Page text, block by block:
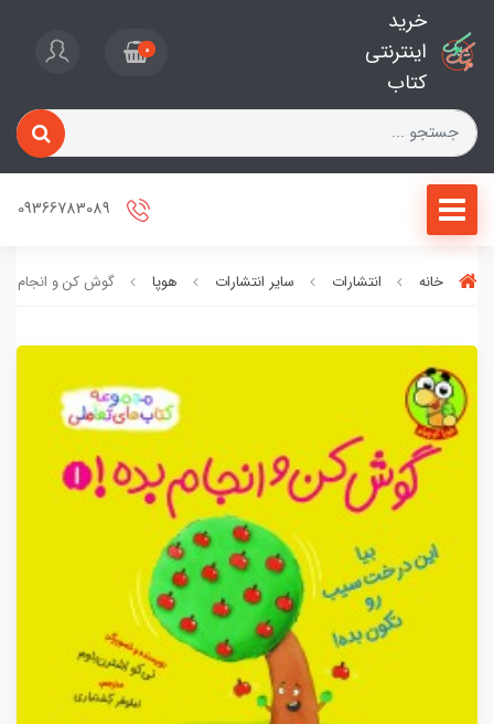
خرید
اینترنتی
کتاب
0
خانه انتشارات سایر انتشارات هوپا گوش کن و انجام